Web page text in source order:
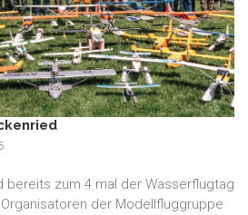
bereits zum 4 mal der Wasserflugtag
der Modellfluggruppe